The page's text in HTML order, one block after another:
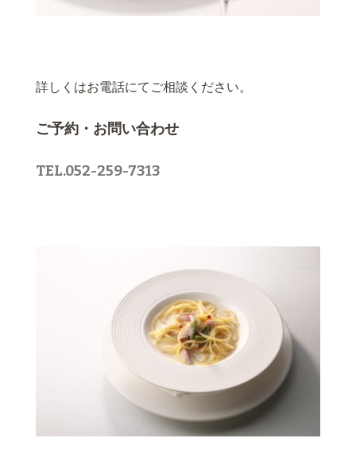
詳しくはお電話にてご相談ください。
ご予約・お問い合わせ
TEL.052-259-7313